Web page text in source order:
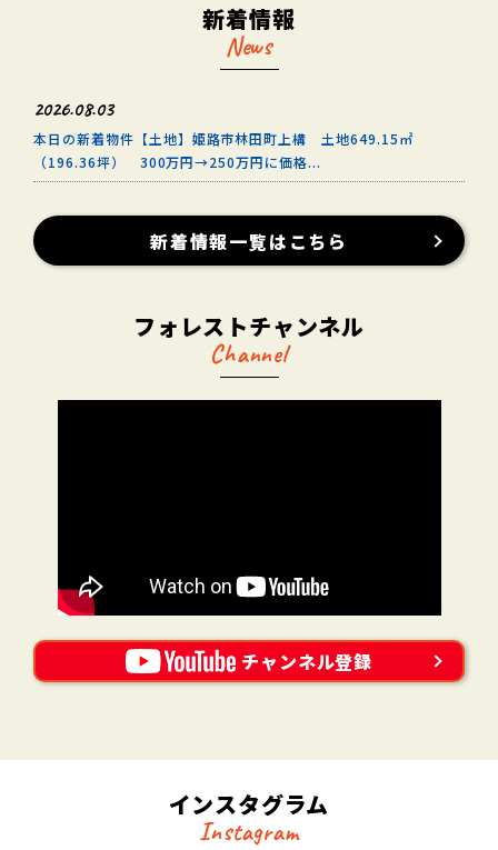
新着情報
News
2026.08.03
本日の新着物件【土地】姫路市林田町上構 土地649.15㎡
（196.36坪） 300万円→250万円に価格...
新着情報一覧はこちら
フォレストチャンネル
Channel
チャンネル登録
インスタグラム
Instagram